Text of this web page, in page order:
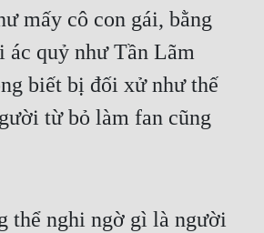
mấy cô con gái, bằng
ác quỷ như Tần Lãm
biết bị đối xử như thế
từ bỏ làm fan cũng
thể nghi ngờ gì là người